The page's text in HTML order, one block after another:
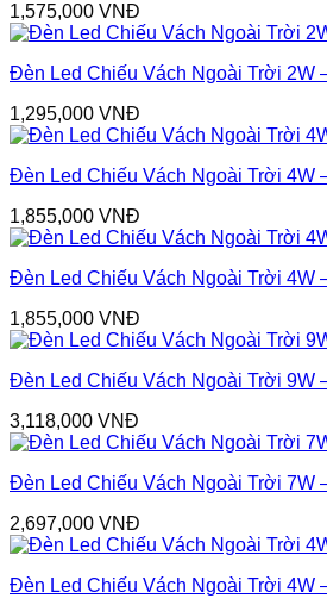
1,575,000 VNĐ
Đèn Led Chiếu Vách Ngoài Trời 2W
1,295,000 VNĐ
Đèn Led Chiếu Vách Ngoài Trời 4W
1,855,000 VNĐ
Đèn Led Chiếu Vách Ngoài Trời 4W
1,855,000 VNĐ
Đèn Led Chiếu Vách Ngoài Trời 9W
3,118,000 VNĐ
Đèn Led Chiếu Vách Ngoài Trời 7W
2,697,000 VNĐ
Đèn Led Chiếu Vách Ngoài Trời 4W